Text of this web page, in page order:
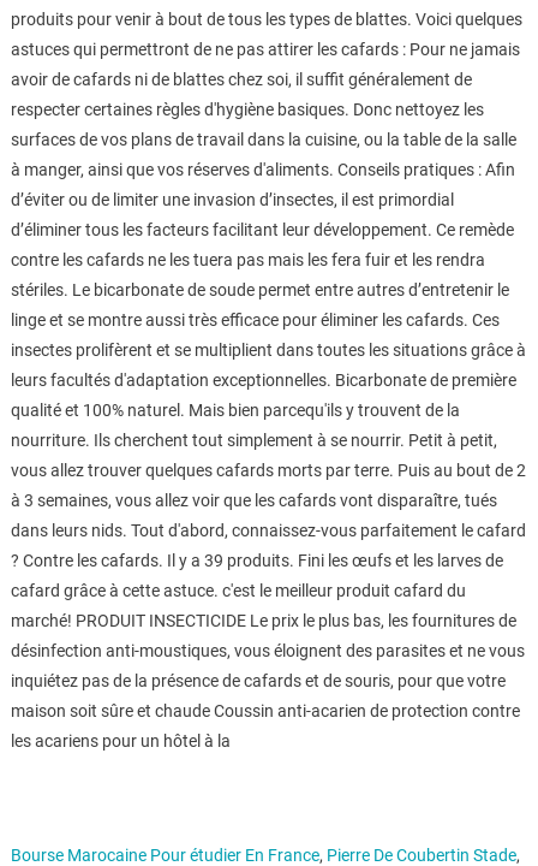
produits pour venir à bout de tous les types de blattes. Voici quelques
astuces qui permettront de ne pas attirer les cafards : Pour ne jamais
avoir de cafards ni de blattes chez soi, il suffit généralement de
respecter certaines règles d'hygiène basiques. Donc nettoyez les
surfaces de vos plans de travail dans la cuisine, ou la table de la salle
à manger, ainsi que vos réserves d'aliments. Conseils pratiques : Afin
d’éviter ou de limiter une invasion d’insectes, il est primordial
d’éliminer tous les facteurs facilitant leur développement. Ce remède
contre les cafards ne les tuera pas mais les fera fuir et les rendra
stériles. Le bicarbonate de soude permet entre autres d’entretenir le
linge et se montre aussi très efficace pour éliminer les cafards. Ces
insectes prolifèrent et se multiplient dans toutes les situations grâce à
leurs facultés d'adaptation exceptionnelles. Bicarbonate de première
qualité et 100% naturel. Mais bien parcequ'ils y trouvent de la
nourriture. Ils cherchent tout simplement à se nourrir. Petit à petit,
vous allez trouver quelques cafards morts par terre. Puis au bout de 2
à 3 semaines, vous allez voir que les cafards vont disparaître, tués
dans leurs nids. Tout d'abord, connaissez-vous parfaitement le cafard
? Contre les cafards. Il y a 39 produits. Fini les œufs et les larves de
cafard grâce à cette astuce. c'est le meilleur produit cafard du
marché! PRODUIT INSECTICIDE Le prix le plus bas, les fournitures de
désinfection anti-moustiques, vous éloignent des parasites et ne vous
inquiétez pas de la présence de cafards et de souris, pour que votre
maison soit sûre et chaude Coussin anti-acarien de protection contre
les acariens pour un hôtel à la
Bourse Marocaine Pour étudier En France, Pierre De Coubertin Stade,